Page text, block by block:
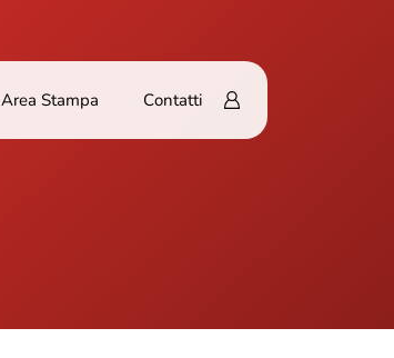
Area Stampa Contatti